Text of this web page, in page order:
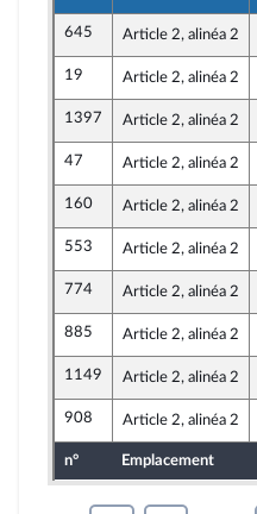
645 Article 2, alinéa 2
19 Article 2, alinéa 2
1397 Article 2, alinéa 2
47 Article 2, alinéa 2
160 Article 2, alinéa 2
553 Article 2, alinéa 2
774 Article 2, alinéa 2
885 Article 2, alinéa 2
1149 Article 2, alinéa 2
908 Article 2, alinéa 2
n° Emplacement